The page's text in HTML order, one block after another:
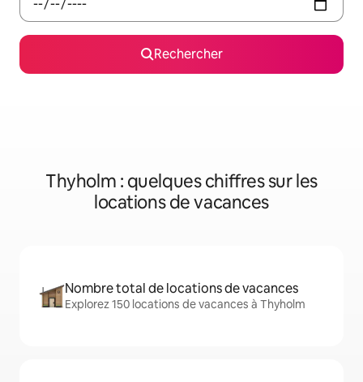
Rechercher
Thyholm : quelques chiffres sur les
locations de vacances
Nombre total de locations de vacances
Explorez 150 locations de vacances à Thyholm